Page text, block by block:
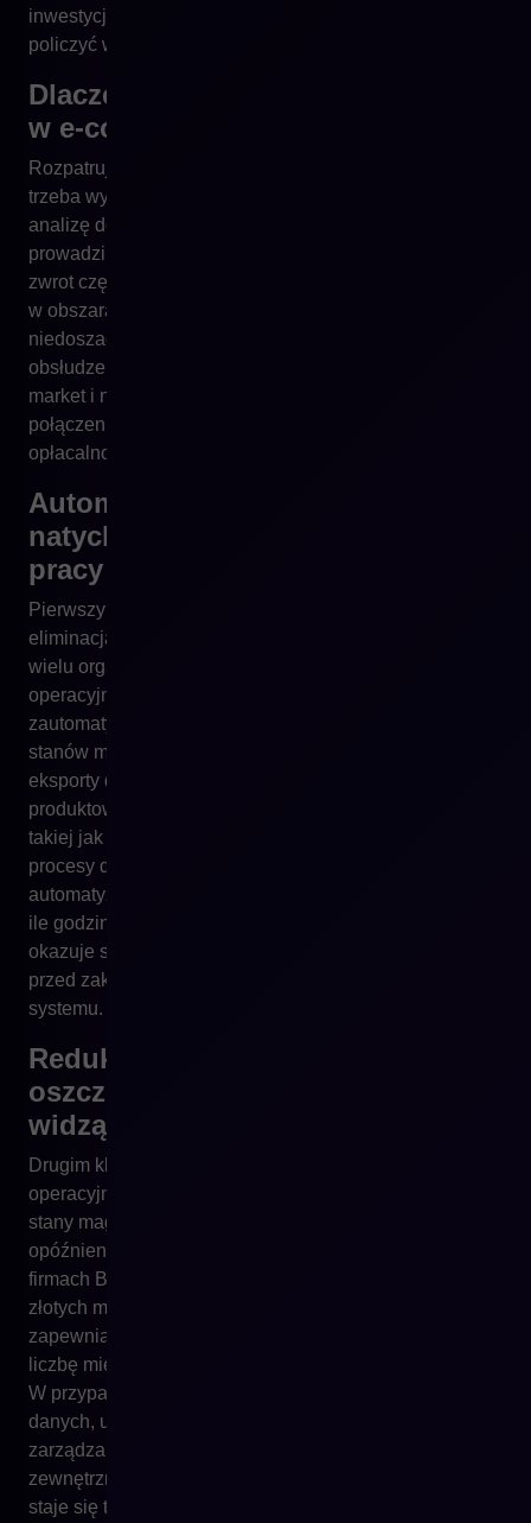
inwestycja zacznie się zwracać – oraz jak ten zwrot
policzyć w sposób realny, a nie deklaratywny.
Dlaczego tradycyjne liczenie ROI
w e-commerce zwykle jest błędne?
Rozpatrując ROI w kontekście platformy e-commerce,
trzeba wyjść poza tradycyjne spojrzenie ograniczające
analizę do wzrostu przychodów. To uproszczenie
prowadzi wiele firm na manowce, ponieważ największy
zwrot często pojawia się nie po stronie sprzedaży, lecz
w obszarach, które dotychczas pozostawały
niedoszacowane – w integracjach, automatyzacji,
obsłudze zamówień, redukcji błędów, szybszym time-to-
market i niższych kosztach utrzymania. Dopiero
połączenie tych warstw daje rzeczywisty obraz
opłacalności wdrożenia.
Automatyzacja procesów:
natychmiastowy zwrot w kosztach
pracy
Pierwszym obszarem, który wpływa na ROI, jest
eliminacja kosztów wynikających z pracy ręcznej. W
wielu organizacjach nawet 40 procent czasu zespołów
operacyjnych zajmują działania, które można w pełni
zautomatyzować: aktualizacja cenników, synchronizacja
stanów magazynowych, ręczne korekty zamówień,
eksporty do systemów ERP i korekty danych
produktowych. Wdrożenie nowoczesnej platformy –
takiej jak Shopware – w naturalny sposób skraca te
procesy dzięki natywnemu API, integracjom i regułom
automatyzacji opartym na danych. Kiedy firma przeliczy,
ile godzin pracy miesięcznie odciąża automatyzacja,
okazuje się, że ROI zaczyna być widoczne jeszcze
przed zakończeniem pierwszego roku działania
systemu.
Redukcja błędów operacyjnych:
oszczędności, których firmy nie
widzą
Drugim kluczowym czynnikiem jest redukcja błędów
operacyjnych. Nietrafione ceny, niezsynchronizowane
stany magazynowe, błędne dane produktowe i
opóźnienia w integracjach generują koszt, który w wielu
firmach B2B i B2C liczony jest w dziesiątkach tysięcy
złotych miesięcznie. Nowoczesna platforma nie tylko
zapewnia większą stabilność, lecz także minimalizuje
liczbę miejsc, w których mogą pojawić się rozbieżności.
W przypadku Shopware standardem jest jednolity model
danych, uporządkowana logika cenowa, natywne
zarządzanie wariantami i komunikacja z systemami
zewnętrznymi w czasie rzeczywistym. Eliminacja błędu
staje się tu strategiczną przewagą, która wpływa